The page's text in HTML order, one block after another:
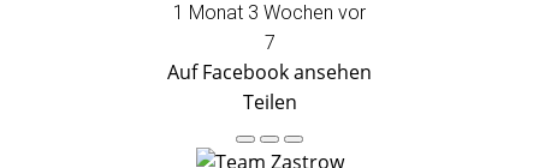
1 Monat 3 Wochen vor
7
Auf Facebook ansehen
Teilen